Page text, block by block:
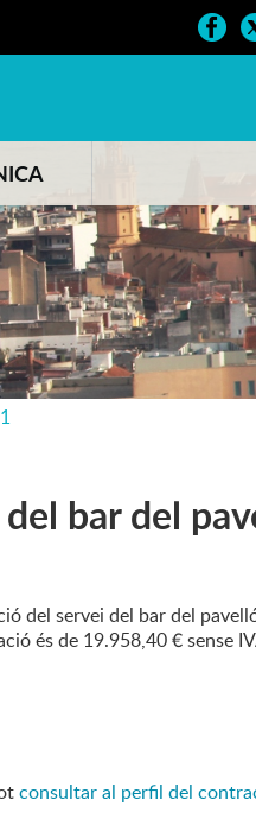
bar del
del servei del bar del
és de 19.958,40 € sense
consultar al perfil del